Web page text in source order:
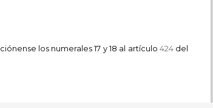
los numerales 17 y 18 al artículo 424 del